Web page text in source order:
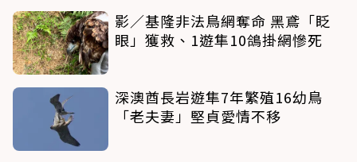
影／基隆非法鳥網奪命 黑鳶「眨
眼」獲救、1遊隼10鴿掛網慘死
深澳酋長岩遊隼7年繁殖16幼鳥
「老夫妻」堅貞愛情不移